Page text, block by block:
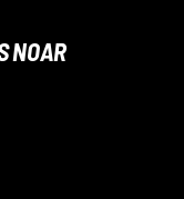
NOAR